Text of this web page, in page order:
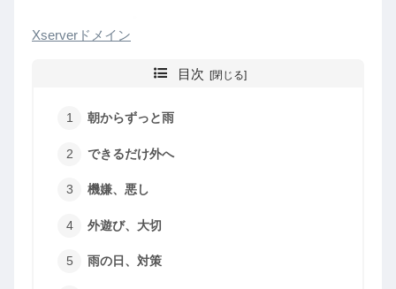
Xserverドメイン
目次
朝からずっと雨
できるだけ外へ
機嫌、悪し
外遊び、大切
雨の日、対策